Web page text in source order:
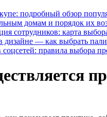
подробный обзор
домам и порядок их
сотрудников: карта
дизайне — как выбрать
правила выбора